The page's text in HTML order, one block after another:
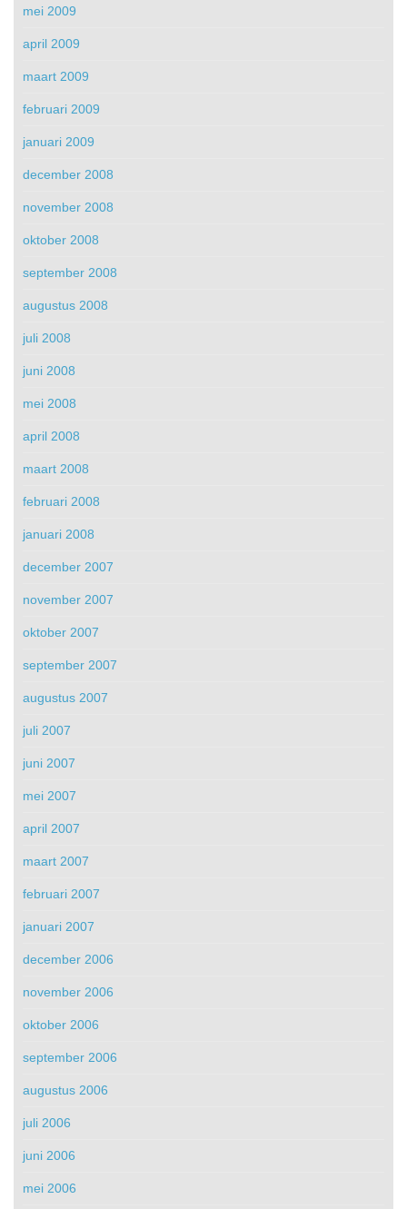
mei 2009
april 2009
maart 2009
februari 2009
januari 2009
december 2008
november 2008
oktober 2008
september 2008
augustus 2008
juli 2008
juni 2008
mei 2008
april 2008
maart 2008
februari 2008
januari 2008
december 2007
november 2007
oktober 2007
september 2007
augustus 2007
juli 2007
juni 2007
mei 2007
april 2007
maart 2007
februari 2007
januari 2007
december 2006
november 2006
oktober 2006
september 2006
augustus 2006
juli 2006
juni 2006
mei 2006